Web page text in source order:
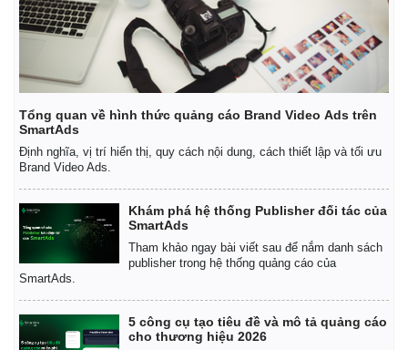
Tổng quan về hình thức quảng cáo Brand Video Ads trên
SmartAds
Định nghĩa, vị trí hiển thị, quy cách nội dung, cách thiết lập và tối ưu
Brand Video Ads.
Khám phá hệ thống Publisher đối tác của
SmartAds
Tham khảo ngay bài viết sau để nắm danh sách
publisher trong hệ thống quảng cáo của
SmartAds.
5 công cụ tạo tiêu đề và mô tả quảng cáo
cho thương hiệu 2026